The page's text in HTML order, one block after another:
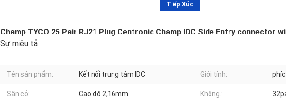
Tiếp Xúc
Champ TYCO 25 Pair RJ21 Plug Centronic Champ IDC Side Entry connector
Sự miêu tả
Tên sản phẩm: Kết nối trung tâm IDC Giới tính:
Sân cỏ: Cao độ 2,16mm Không.: